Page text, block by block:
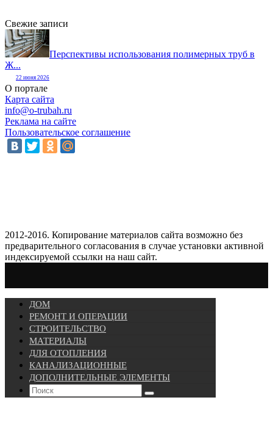
Свежие записи
Перспективы использования полимерных труб в
Ж...
22 июня 2026
О портале
Карта сайта
info@o-trubah.ru
Реклама на сайте
Пользовательское соглашение
2012-2016. Копирование материалов сайта возможно без
предварительного согласования в случае установки активной
индексируемой ссылки на наш сайт.
ДОМ
РЕМОНТ И ОПЕРАЦИИ
СТРОИТЕЛЬСТВО
МАТЕРИАЛЫ
ДЛЯ ОТОПЛЕНИЯ
КАНАЛИЗАЦИОННЫЕ
ДОПОЛНИТЕЛЬНЫЕ ЭЛЕМЕНТЫ